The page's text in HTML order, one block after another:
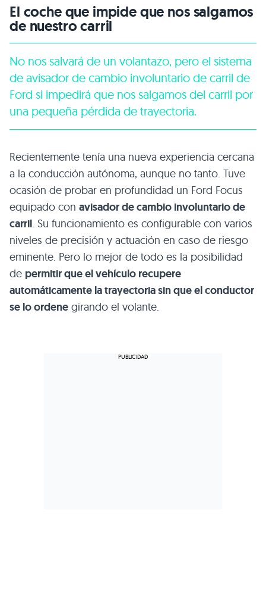
El coche que impide que nos salgamos
de nuestro carril
No nos salvará de un volantazo, pero el sistema
de avisador de cambio involuntario de carril de
Ford si impedirá que nos salgamos del carril por
una pequeña pérdida de trayectoria.
Recientemente tenía una nueva experiencia cercana
a la conducción autónoma, aunque no tanto. Tuve
ocasión de probar en profundidad un Ford Focus
equipado con avisador de cambio involuntario de
carril. Su funcionamiento es configurable con varios
niveles de precisión y actuación en caso de riesgo
eminente. Pero lo mejor de todo es la posibilidad
de permitir que el vehículo recupere
automáticamente la trayectoria sin que el conductor
se lo ordene girando el volante.